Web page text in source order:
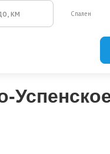
км Спален